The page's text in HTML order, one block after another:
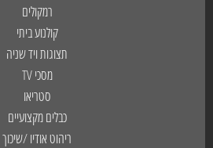
רמקולים
קולנוע ביתי
תצוגות ויד שניה
מסכי TV
סטריאו
כבלים מקצועיים
ריהוט אודיו /שיכוך